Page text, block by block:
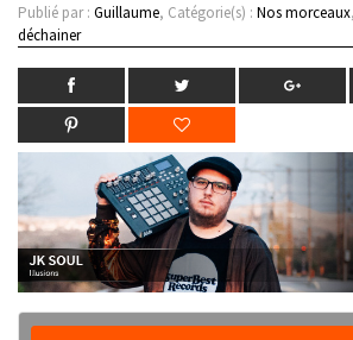
Publié par : Guillaume, Catégorie(s) : Nos morceaux,
déchainer